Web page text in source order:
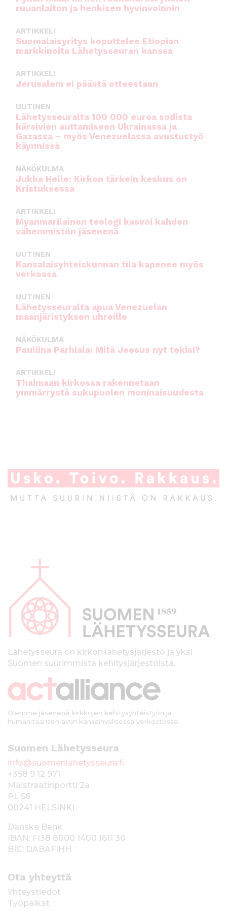
k
ruuanlaiton ja henkisen hyvinvoinnin
ARTIKKELI
Suomalaisyritys koputtelee Etiopian
markkinoita Lähetysseuran kanssa
ARTIKKELI
Jerusalem ei päästä otteestaan
UUTINEN
Lähetysseuralta 100 000 euroa sodista
kärsivien auttamiseen Ukrainassa ja
Gazassa – myös Venezuelassa avustustyö
käynnissä
NÄKÖKULMA
Jukka Helle: Kirkon tärkein keskus on
Kristuksessa
ARTIKKELI
Myanmarilainen teologi kasvoi kahden
vähemmistön jäsenenä
UUTINEN
Kansalaisyhteiskunnan tila kapenee myös
verkossa
UUTINEN
Lähetysseuralta apua Venezuelan
maanjäristyksen uhreille
NÄKÖKULMA
Pauliina Parhiala: Mitä Jeesus nyt tekisi?
ARTIKKELI
Thaimaan kirkossa rakennetaan
ymmärrystä sukupuolen moninaisuudesta
p
kLähetysseura on kirkon lähetysjärjestö ja yksi
Suomen suurimmista kehitysjärjestöistä.
Olemme jäsenenä kirkkojen kehitysyhteistyön ja
humanitaarisen avun kansainvälisessä verkostossa.
Suomen Lähetysseura
info@suomenlahetysseura.fi
+358 9 12 971
Maistraatinportti 2a
PL 56
00241 HELSINKI
Danske Bank
IBAN: FI38 8000 1400 1611 30
BIC: DABAFIHH
Ota yhteyttä
Yhteystiedot
Työpaikat